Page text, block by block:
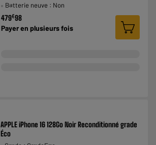
Batterie neuve : Non
479€98
Payer en plusieurs fois
APPLE iPhone 16 128Go Noir Reconditionné grade
Éco